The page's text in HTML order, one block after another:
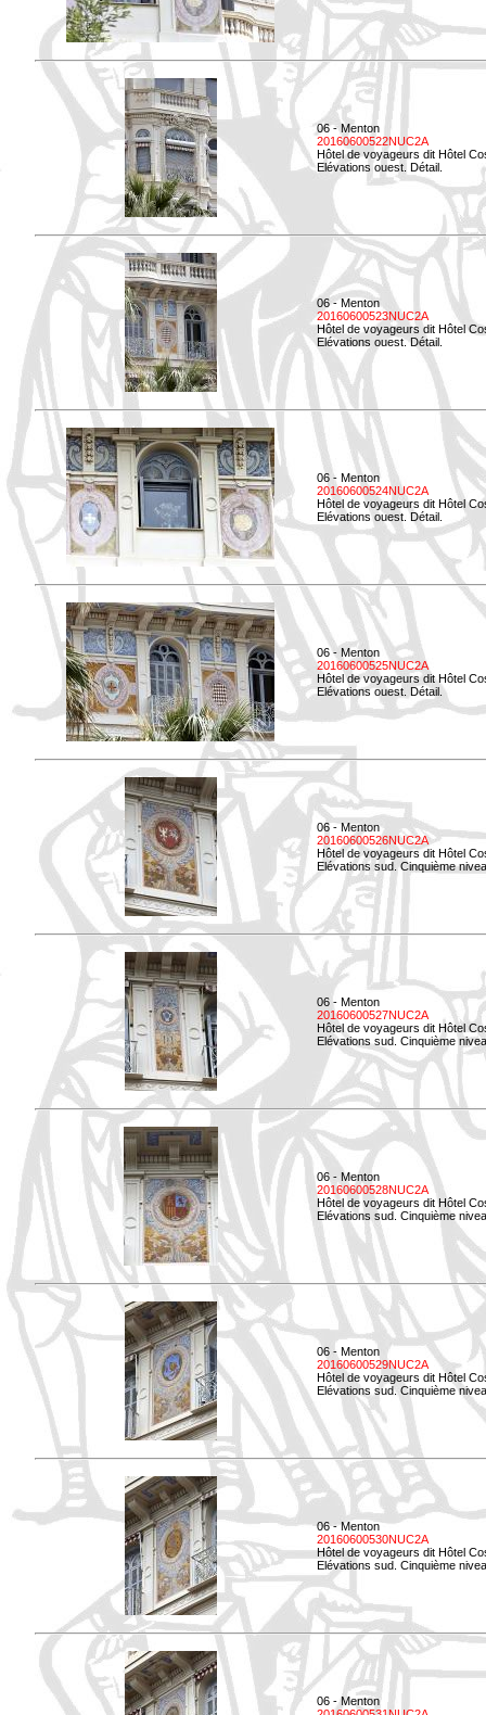
06 - Menton
20160600522NUC2A
Hôtel de voyageurs dit Hôtel
Elévations ouest. Détail.
06 - Menton
20160600523NUC2A
Hôtel de voyageurs dit Hôtel
Elévations ouest. Détail.
06 - Menton
20160600524NUC2A
Hôtel de voyageurs dit Hôtel
Elévations ouest. Détail.
06 - Menton
20160600525NUC2A
Hôtel de voyageurs dit Hôtel
Elévations ouest. Détail.
06 - Menton
20160600526NUC2A
Hôtel de voyageurs dit Hôtel
Elévations sud. Cinquième
06 - Menton
20160600527NUC2A
Hôtel de voyageurs dit Hôtel
Elévations sud. Cinquième
06 - Menton
20160600528NUC2A
Hôtel de voyageurs dit Hôtel
Elévations sud. Cinquième
06 - Menton
20160600529NUC2A
Hôtel de voyageurs dit Hôtel
Elévations sud. Cinquième
06 - Menton
20160600530NUC2A
Hôtel de voyageurs dit Hôtel
Elévations sud. Cinquième
06 - Menton